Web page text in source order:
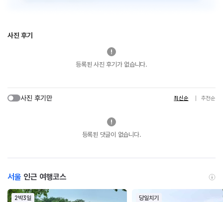
사진 후기
등록된 사진 후기가 없습니다.
사진 후기만 최신순 추천순
등록된 댓글이 없습니다.
서울 인근 여행코스
2박3일 당일치기